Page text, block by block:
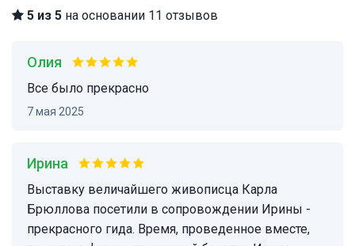
5 из 5 на основании 11 отзывов
Олия
Все было прекрасно
7 мая 2025
Ирина
Выставку величайшего живописца Карла
Брюллова посетили в сопровождении Ирины -
прекрасного гида. Время, проведенное вместе,